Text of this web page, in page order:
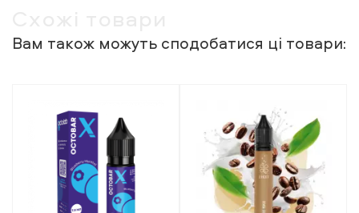
Вам також можуть сподобатися ці товари: